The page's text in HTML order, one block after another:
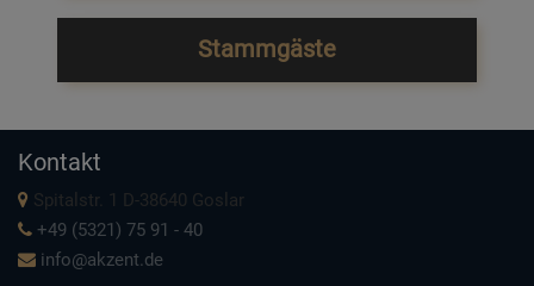
Stammgäste
Kontakt
Spitalstr. 1 D-38640 Goslar
+49 (5321) 75 91 - 40
info@akzent.de